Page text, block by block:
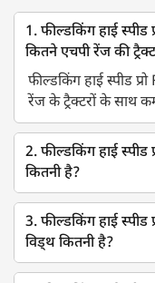
1. फील्डकिंग हाई
कितने एचपी रेंज की
फील्डकिंग हाई स्पीड
रेंज के ट्रैक्टरों के साथ
2. फील्डकिंग हाई
कितनी है?
3. फील्डकिंग हाई स्पीड
विड्थ कितनी है?